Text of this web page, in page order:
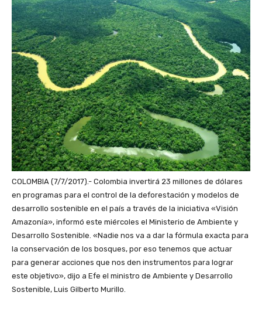
COLOMBIA (7/7/2017).- Colombia invertirá 23 millones de dólares
en programas para el control de la deforestación y modelos de
desarrollo sostenible en el país a través de la iniciativa «Visión
Amazonía», informó este miércoles el Ministerio de Ambiente y
Desarrollo Sostenible. «Nadie nos va a dar la fórmula exacta para
la conservación de los bosques, por eso tenemos que actuar
para generar acciones que nos den instrumentos para lograr
este objetivo», dijo a Efe el ministro de Ambiente y Desarrollo
Sostenible, Luis Gilberto Murillo.